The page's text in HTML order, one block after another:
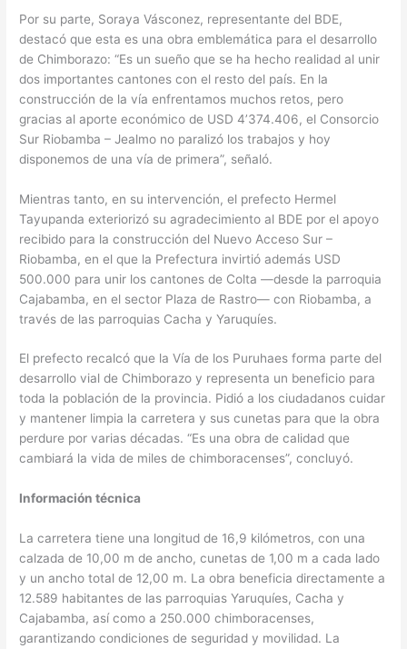
Por su parte, Soraya Vásconez, representante del BDE,
destacó que esta es una obra emblemática para el desarrollo
de Chimborazo: “Es un sueño que se ha hecho realidad al unir
dos importantes cantones con el resto del país. En la
construcción de la vía enfrentamos muchos retos, pero
gracias al aporte económico de USD 4’374.406, el Consorcio
Sur Riobamba – Jealmo no paralizó los trabajos y hoy
disponemos de una vía de primera”, señaló.
Mientras tanto, en su intervención, el prefecto Hermel
Tayupanda exteriorizó su agradecimiento al BDE por el apoyo
recibido para la construcción del Nuevo Acceso Sur –
Riobamba, en el que la Prefectura invirtió además USD
500.000 para unir los cantones de Colta —desde la parroquia
Cajabamba, en el sector Plaza de Rastro— con Riobamba, a
través de las parroquias Cacha y Yaruquíes.
El prefecto recalcó que la Vía de los Puruhaes forma parte del
desarrollo vial de Chimborazo y representa un beneficio para
toda la población de la provincia. Pidió a los ciudadanos cuidar
y mantener limpia la carretera y sus cunetas para que la obra
perdure por varias décadas. “Es una obra de calidad que
cambiará la vida de miles de chimboracenses”, concluyó.
Información técnica
La carretera tiene una longitud de 16,9 kilómetros, con una
calzada de 10,00 m de ancho, cunetas de 1,00 m a cada lado
y un ancho total de 12,00 m. La obra beneficia directamente a
12.589 habitantes de las parroquias Yaruquíes, Cacha y
Cajabamba, así como a 250.000 chimboracenses,
garantizando condiciones de seguridad y movilidad. La